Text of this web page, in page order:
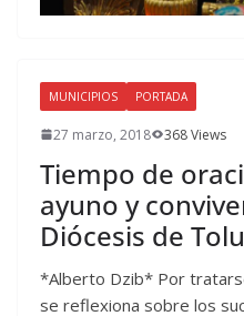
MUNICIPIOS PORTADA
27 marzo, 2018 368 Views
Tiempo de
ayuno y
Diócesis de
*Alberto Dzib* Por
se reflexiona sobre los